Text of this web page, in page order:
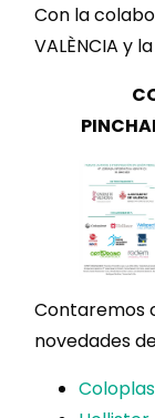
Con la
VALÈNCIA y la
Contaremos
novedades